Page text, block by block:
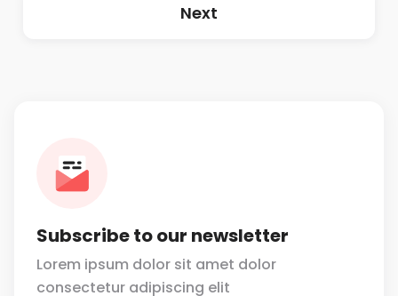
Next
Subscribe to our newsletter
Lorem ipsum dolor sit amet dolor
consectetur adipiscing elit